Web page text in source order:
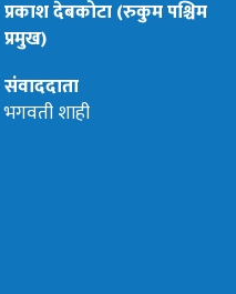
प्रकाश देबकोटा (रुकुम पश्चिम
प्रमुख)
संवाददाता
भगवती शाही